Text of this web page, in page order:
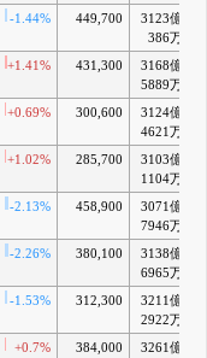
-1.44% 449,700
3123億
386万
+1.41% 431,300
3168億
5889万
+0.69% 300,600
3124億
4621万
+1.02% 285,700
3103億
1104万
-2.13% 458,900
3071億
7946万
-2.26% 380,100
3138億
6965万
-1.53% 312,300
3211億
2922万
+0.7% 384,000
3261億